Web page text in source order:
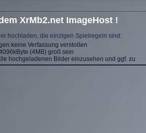
XrMb2.net ImageHost !
hochladen, die einzigen Spielregeln sind:
keine Verfassung verstoßen
(4MB) groß sein
hochgeladenen Bilder einzusehen und ggf. zu